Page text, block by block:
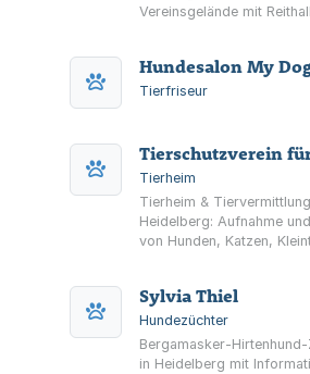
Vereinsgelände mit
Turnierterminen und
Tierfriseur
Tierheim
Tierheim &
Heidelberg: Aufnahme
von Hunden, Katzen,
Haltung.
Sylvia Thiel
Hundezüchter
Bergamasker-
in Heidelberg mit